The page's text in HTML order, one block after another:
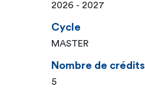
2026 - 2027
Cycle
MASTER
Nombre de crédits
5